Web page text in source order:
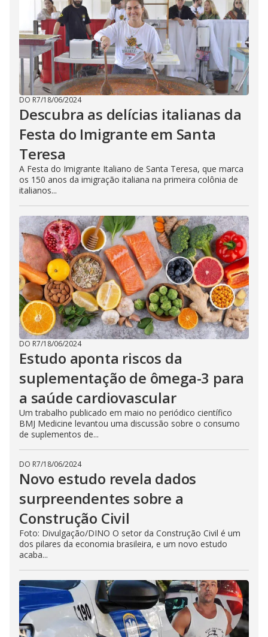
DO R7/18/06/2024
Descubra as delícias italianas da
Festa do Imigrante em Santa
Teresa
A Festa do Imigrante Italiano de Santa Teresa, que marca
os 150 anos da imigração italiana na primeira colônia de
italianos...
DO R7/18/06/2024
Estudo aponta riscos da
suplementação de ômega-3 para
a saúde cardiovascular
Um trabalho publicado em maio no periódico científico
BMJ Medicine levantou uma discussão sobre o consumo
de suplementos de...
DO R7/18/06/2024
Novo estudo revela dados
surpreendentes sobre a
Construção Civil
Foto: Divulgação/DINO O setor da Construção Civil é um
dos pilares da economia brasileira, e um novo estudo
acaba...